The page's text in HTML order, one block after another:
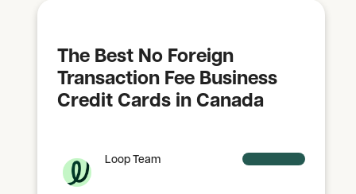
The Best No Foreign
Transaction Fee Business
Credit Cards in Canada
Loop Team